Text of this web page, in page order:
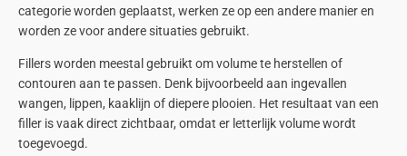
categorie worden geplaatst, werken ze op een andere manier en
worden ze voor andere situaties gebruikt.
Fillersworden meestal gebruikt om volume te herstellen of
contouren aan te passen. Denk bijvoorbeeld aan ingevallen
wangen, lippen, kaaklijn of diepere plooien. Het resultaat van een
filler is vaak direct zichtbaar, omdat er letterlijk volume wordt
toegevoegd.